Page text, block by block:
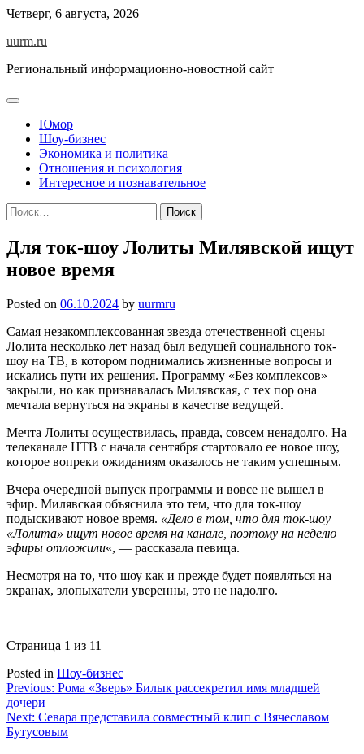
Skip
content
Четверг, 6 августа, 2026
uurm.ru
Региональный информационно-новостной сайт
Юмор
Шоу-бизнес
Экономика и политика
Отношения и психология
Интересное и познавательное
Найти:
Для ток-шоу Лолиты Милявской ищут
новое время
Posted on 06.10.2024 by uurmru
Самая незакомплексованная звезда отечественной сцены
Лолита несколько лет назад был ведущей социального ток-
шоу на ТВ, в котором поднимались жизненные вопросы и
искались пути их решения. Программу «Без комплексов»
закрыли, но как признавалась Милявская, с тех пор она
мечтала вернуться на экраны в качестве ведущей.
Мечта Лолиты осуществилась, правда, совсем ненадолго. На
телеканале НТВ с начала сентября стартовало ее новое шоу,
которое вопреки ожиданиям оказалось не таким успешным.
Вчера очередной выпуск программы и вовсе не вышел в
эфир. Милявская объяснила это тем, что для ток-шоу
подыскивают новое время. «Дело в том, что для ток-шоу
«Лолита» ищут новое время на канале, поэтому на неделю
эфиры отложили«, — рассказала певица.
Несмотря на то, что шоу как и прежде будет появляться на
экранах, злопыхатели уверенны, это не надолго.
Страница 1 из 11
Posted in Шоу-бизнес
Навигация
по
записям
Previous: Рома «Зверь» Билык рассекретил имя младшей
дочери
Next: Севара представила совместный клип с Вячеславом
Бутусовым